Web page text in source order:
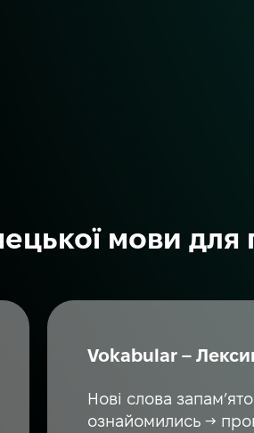
мови для
Vokabular –
Нові слова
ознайомились →